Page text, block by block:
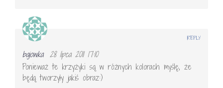
bajowka 28 lipca 2011 17:10
Ponieważ te krzyżyki są w różnych kolorach myślę, że
będą tworzyły jakiś obraz:)
REPLY